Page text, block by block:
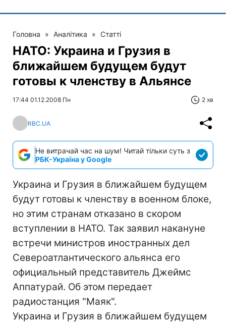
Головна » Аналітика » Статті
НАТО: Украина и Грузия в
ближайшем будущем будут
готовы к членству в Альянсе
17:44 01.12.2008 Пн 2 хв
RBC.UA
Не витрачай час на шум! Читай тільки суть з
РБК-Україна у Google
Украина и Грузия в ближайшем будущем
будут готовы к членству в военном блоке,
но этим странам отказано в скором
вступлении в НАТО. Так заявил накануне
встречи министров иностранных дел
Североатлантического альянса его
официальный представитель Джеймс
Аппатурай. Об этом передает
радиостанция "Маяк".
Украина и Грузия в ближайшем будущем